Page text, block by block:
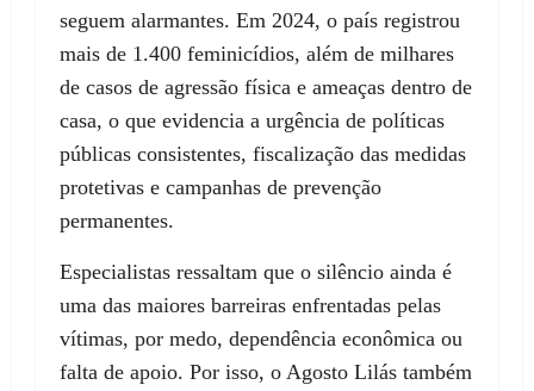
seguem alarmantes. Em 2024, o país registrou
mais de 1.400 feminicídios, além de milhares
de casos de agressão física e ameaças dentro de
casa, o que evidencia a urgência de políticas
públicas consistentes, fiscalização das medidas
protetivas e campanhas de prevenção
permanentes.
Especialistas ressaltam que o silêncio ainda é
uma das maiores barreiras enfrentadas pelas
vítimas, por medo, dependência econômica ou
falta de apoio. Por isso, o Agosto Lilás também